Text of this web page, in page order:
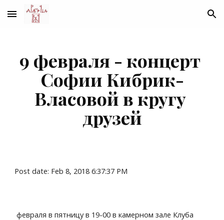
Skip to main content Skip to navigation
9 февраля - концерт
Софии Кибрик-
Власовой в кругу
друзей
Post date: Feb 8, 2018 6:37:37 PM
февраля в пятницу в 19-00 в камерном зале Клуба